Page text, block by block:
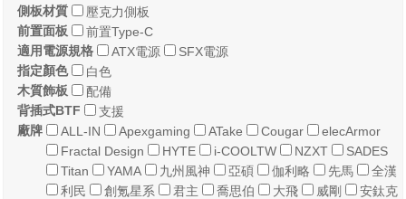
側板材質
壓克力側板
前置面板
前置Type-C
適用電源規格
ATX電源
SFX電源
指定顏色
白色
木質飾板
配備
背插式BTF
支援
廠牌
ALL-IN Apexgaming ATake Cougar
elecArmor
Fractal Design
HYTE i-COOLTW NZXT
SADES
Titan
YAMA 九州風神 亞碩 伽利略 先馬
全漢
利民
創氪星系 君主 喬思伯 大飛 威剛
安鈦克